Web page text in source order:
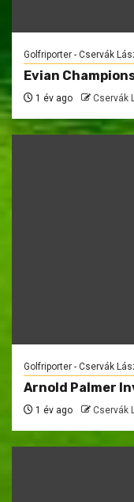
Golfriporter - Cservák
Evian
1 év ago Cservák
Golfriporter - Cservák
Arnold Palmer
1 év ago Cservák